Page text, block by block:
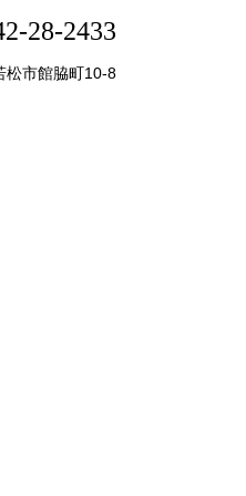
28-2433
松市館脇町10-8